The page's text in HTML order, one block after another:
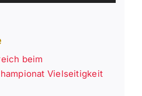
beim
Vielseitigkeit